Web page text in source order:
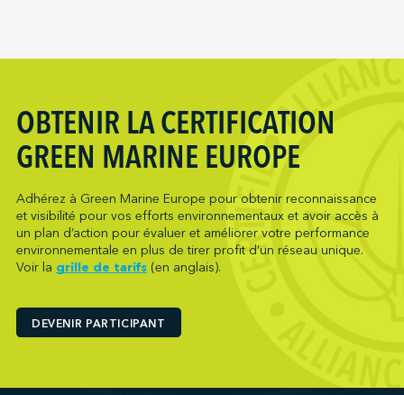
OBTENIR LA CERTIFICATION
GREEN MARINE EUROPE
Adhérez à Green Marine Europe pour obtenir reconnaissance
et visibilité pour vos efforts environnementaux et avoir accès à
un plan d’action pour évaluer et améliorer votre performance
environnementale en plus de tirer profit d’un réseau unique.
Voir la grille de tarifs(en anglais).
DEVENIR PARTICIPANT